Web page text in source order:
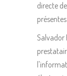
directe
Salvador